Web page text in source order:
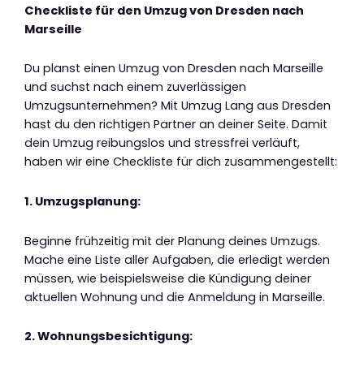
Checkliste für den Umzug von Dresden nach
Marseille
Du planst einen Umzug von Dresden nach Marseille
und suchst nach einem zuverlässigen
Umzugsunternehmen? Mit Umzug Lang aus Dresden
hast du den richtigen Partner an deiner Seite. Damit
dein Umzug reibungslos und stressfrei verläuft,
haben wir eine Checkliste für dich zusammengestellt:
1. Umzugsplanung:
Beginne frühzeitig mit der Planung deines Umzugs.
Mache eine Liste aller Aufgaben, die erledigt werden
müssen, wie beispielsweise die Kündigung deiner
aktuellen Wohnung und die Anmeldung in Marseille.
2. Wohnungsbesichtigung: